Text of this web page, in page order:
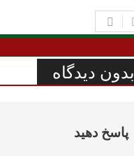
بدون دیدگاه
پاسخ دهید